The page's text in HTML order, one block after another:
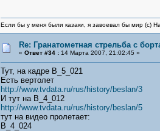
Если бы у меня были казаки, я завоевал бы мир (с)
Re: Гранатометная стрельба с
« Ответ #34 :14 Марта 2007, 21:02:45 »
Тут, на кадре B_5_021
Есть вертолет
http://www.tvdata.ru/rus/history/beslan/3
И тут на B_4_012
http://www.tvdata.ru/rus/history/beslan/5
тут на видео пролетает:
B_4_024